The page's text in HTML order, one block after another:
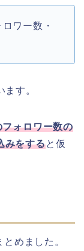
ワー数・
す。
ォロワー数の
みをすると仮
めました。